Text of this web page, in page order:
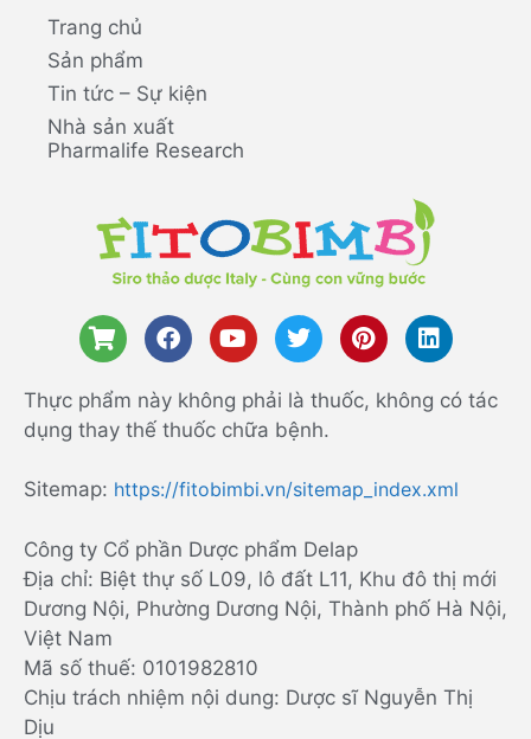
Trang chủ
Sản phẩm
Tin tức – Sự kiện
Nhà sản xuất
Pharmalife Research
Thực phẩm này không phải là thuốc, không có tác
dụng thay thế thuốc chữa bệnh.
Sitemap: https://fitobimbi.vn/sitemap_index.xml
Công ty Cổ phần Dược phẩm Delap
Địa chỉ: Biệt thự số L09, lô đất L11, Khu đô thị mới
Dương Nội, Phường Dương Nội, Thành phố Hà Nội,
Việt Nam
Mã số thuế: 0101982810
Chịu trách nhiệm nội dung: Dược sĩ Nguyễn Thị
Dịu